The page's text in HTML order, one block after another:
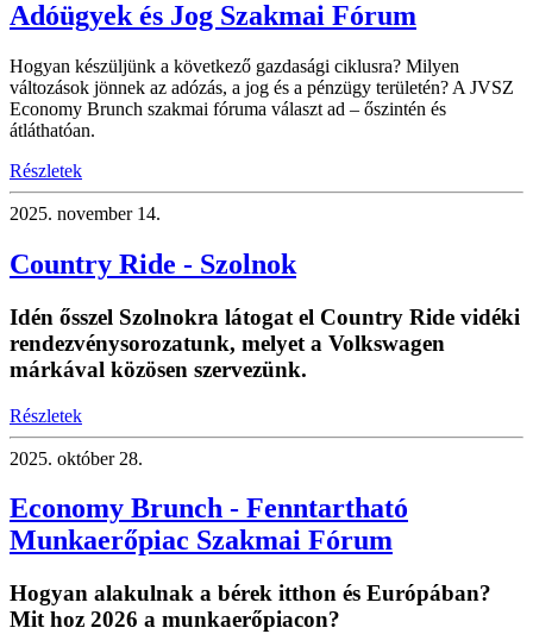
Adóügyek és Jog Szakmai Fórum
Hogyan készüljünk a következő gazdasági ciklusra? Milyen
változások jönnek az adózás, a jog és a pénzügy területén? A JVSZ
Economy Brunch szakmai fóruma választ ad – őszintén és
átláthatóan.
Részletek
2025. november 14.
Country Ride - Szolnok
Idén ősszel Szolnokra látogat el Country Ride vidéki
rendezvénysorozatunk, melyet a Volkswagen
márkával közösen szervezünk.
Részletek
2025. október 28.
Economy Brunch - Fenntartható
Munkaerőpiac Szakmai Fórum
Hogyan alakulnak a bérek itthon és Európában?
Mit hoz 2026 a munkaerőpiacon?